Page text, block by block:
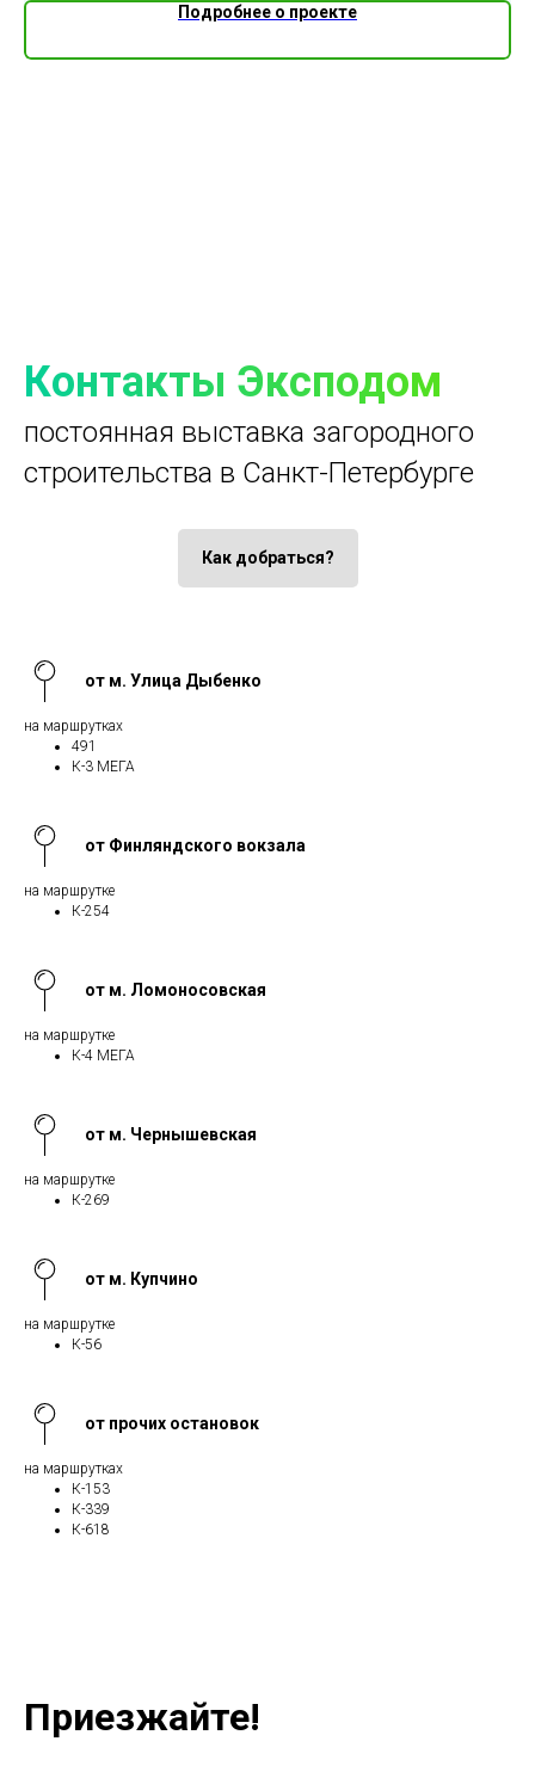
Подробнее о проекте
Контакты Эксподом
постоянная выставка загородного
строительства в Санкт-Петербурге
Как добраться?
от м. Улица Дыбенко
на маршрутках
491
К-3 МЕГА
от Финляндского вокзала
на маршрутке
К-254
от м. Ломоносовская
на маршрутке
К-4 МЕГА
от м. Чернышевская
на маршрутке
К-269
от м. Купчино
на маршрутке
К-56
от прочих остановок
на маршрутках
К-153
К-339
К-618
Приезжайте!